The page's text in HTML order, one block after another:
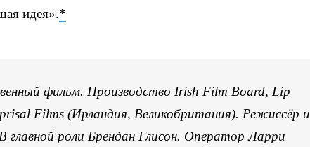
идея».*
фильм. Производство Irish Film Board, Lip
Films (Ирландия, Великобритания). Режиссёр и
роли Брендан Глисон. Оператор Ларри